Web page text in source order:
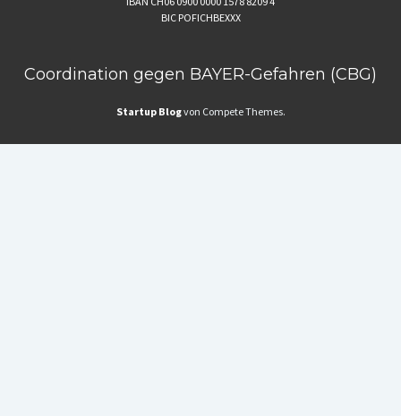
BIC POFICHBEXXX
Coordination gegen BAYER-Gefahren (CBG)
Startup Blogvon Compete Themes.